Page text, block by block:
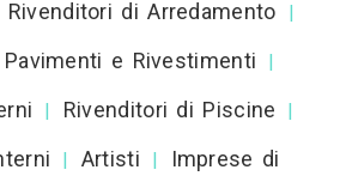
Rivenditori di Arredamento |
e Rivestimenti |
| Rivenditori di Piscine |
| Artisti |
Imprese di